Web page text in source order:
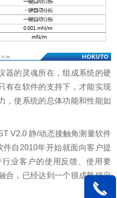
器的灵魂所在，组成系统的硬
有在软件的支持下，才能实现
，使系统的总体功能和性能如
V2.0 静/动态接触角测量软件
自2010年开始就面向客户提
业客户的使用反馈、使用要
合，已经达到一个很成熟稳定